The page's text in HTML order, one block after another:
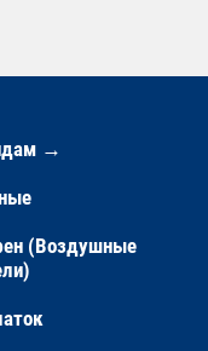
→
(Воздушные